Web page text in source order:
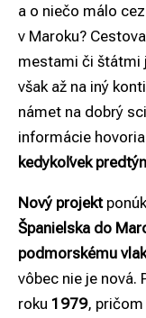
a o niečo málo
v Maroku?
mestami či štátmi
však až na iný
námet na dobrý
informácie
kedykoľvek
Nový projekt
Španielska do
podmorskému
vôbec nie je nová.
roku 1979, pričom